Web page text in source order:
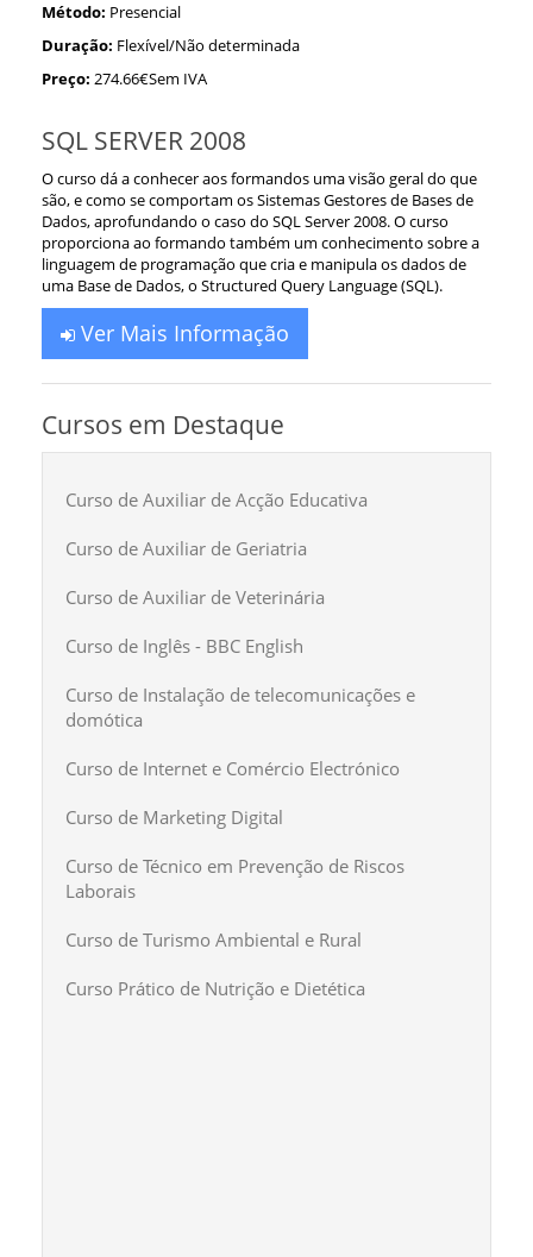
Método: Presencial
Duração: Flexível/Não determinada
Preço: 274.66€Sem IVA
SQL SERVER 2008
O curso dá a conhecer aos formandos uma visão geral do que
são, e como se comportam os Sistemas Gestores de Bases de
Dados, aprofundando o caso do SQL Server 2008. O curso
proporciona ao formando também um conhecimento sobre a
linguagem de programação que cria e manipula os dados de
uma Base de Dados, o Structured Query Language (SQL).
Ver Mais Informação
Cursos em Destaque
Curso de Auxiliar de Acção Educativa
Curso de Auxiliar de Geriatria
Curso de Auxiliar de Veterinária
Curso de Inglês - BBC English
Curso de Instalação de telecomunicações e
domótica
Curso de Internet e Comércio Electrónico
Curso de Marketing Digital
Curso de Técnico em Prevenção de Riscos
Laborais
Curso de Turismo Ambiental e Rural
Curso Prático de Nutrição e Dietética